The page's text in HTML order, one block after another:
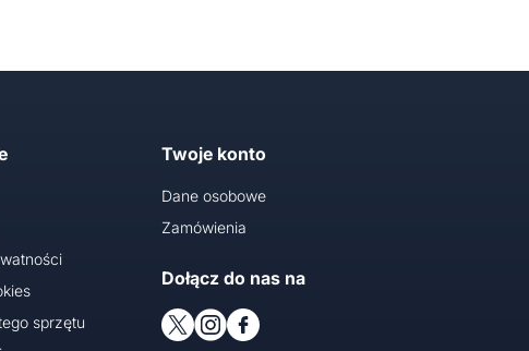
sprzętu
Twoje konto
Dane osobowe
Zamówienia
Dołącz do nas na